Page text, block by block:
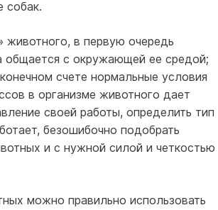
собак.
в первую очередь
общается с окружающей ее средой;
счете нормальные условия
в организме животного дает
своей работы, определить тип
безошибочно подобрать
и с нужной силой и четкостью
можно правильно использовать